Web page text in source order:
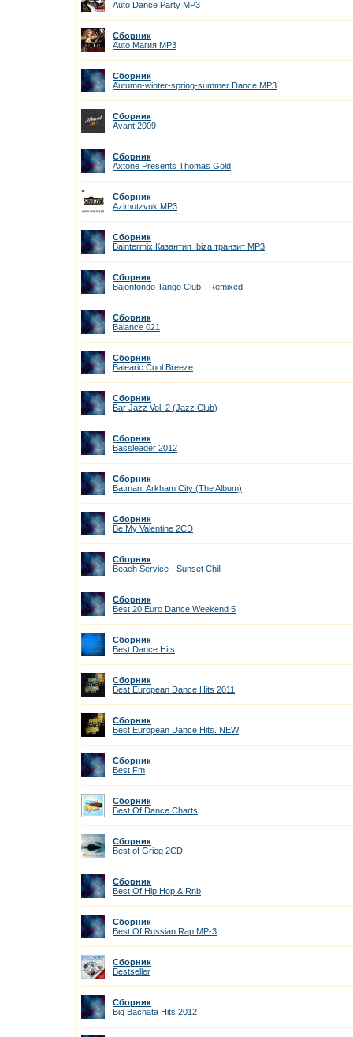
Auto Dance Party MP3
Сборник
Auto Магия MP3
Сборник
Autumn-winter-spring-summer Dance MP3
Сборник
Avant 2009
Сборник
Axtone Presents Thomas Gold
Сборник
Azimutzvuk MP3
Сборник
Baintermix.Казантип Ibiza транзит MP3
Сборник
Bajonfondo Tango Club - Remixed
Сборник
Balance 021
Сборник
Balearic Cool Breeze
Сборник
Bar Jazz Vol. 2 (Jazz Club)
Сборник
Bassleader 2012
Сборник
Batman: Arkham City (The Album)
Сборник
Be My Valentine 2CD
Сборник
Beach Service - Sunset Chill
Сборник
Best 20 Euro Dance Weekend 5
Сборник
Best Dance Hits
Сборник
Best European Dance Hits 2011
Сборник
Best European Dance Hits. NEW
Сборник
Best Fm
Сборник
Best Of Dance Charts
Сборник
Best of Grieg 2CD
Сборник
Best Of Hip Hop & Rnb
Сборник
Best Of Russian Rap MP-3
Сборник
Bestseller
Сборник
Big Bachata Hits 2012